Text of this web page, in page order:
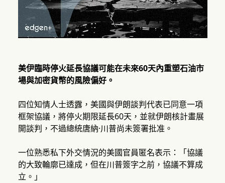
美伊臨時停火延長協議可能在未來60天內重塑石油市
場與加密貨幣的風險偏好。
四位知情人士透露，美國與伊朗談判代表已同意一項
框架協議，將停火期限延長60天，並就伊朗核計畫展
開談判，不過總統唐納·川普尚未簽署批准。
一位熟悉私下外交情況的美國官員匿名表示：「協議
的大致輪廓已達成，但在川普簽字之前，協議不算成
立。」